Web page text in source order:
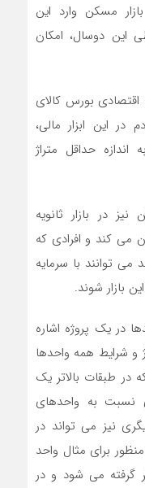
مسکن وارد این
این دوسال، امکان
اقتصادی بورس کالای
این ابزار مالی،
حداقل متراژ
در بازار ثانویه
می کند و افرادی که
می توانند با سرمایه
بازار شوند.
در یک پروژه اشاره
و شرایط همه واحدها
طبقات بالاتر یک
نسبت به واحدهای
نیز می تواند در
برای مثال واحد
گرفته می شود و در